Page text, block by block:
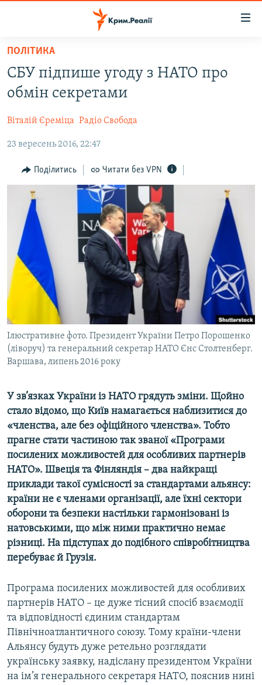
Перейти
основного
матеріалу
до
навігації
Перейти
пошуку
ВОДА.КРИМ
ВІДЕО ТА ФОТО
ПОЛІТИКА
БЛОГИ
ПОГЛЯД
ІНТЕРВ'Ю
ВСЕ ЗА ДЕНЬ
СПЕЦПРОЕКТИ
ДЕПОРТАЦІЯ
ВІДЕОУРОКИ «ELIFBE»
СВІДЧЕННЯ ОКУПАЦІЇ
УКРАЇНСЬКА ПРОБЛЕМА КРИМУ
ІНФОГРАФІКА
ЯК ОБІЙТИ БЛОКУВАННЯ
Русский
Qırımtatar
ДОЛУЧАЙСЯ!
Усі сайти RFE/RL
ПОЛІТИКА
СБУ підпише угоду з НАТО про
обмін секретами
Віталій Єреміца Радіо Свобода
23 вересень 2016, 22:47
Поділитись Читати без VPN
Ілюстративне фото. Президент України Петро Порошенко
(ліворуч) та генеральний секретар НАТО Єнс Столтенберг.
Варшава, липень 2016 року
У зв’язках України із НАТО грядуть зміни. Щойно
стало відомо, що Київ намагається наблизитися до
«членства, але без офіційного членства». Тобто
прагне стати частиною так званої «Програми
посилених можливостей для особливих партнерів
НАТО». Швеція та Фінляндія – два найкращі
приклади такої сумісності за стандартами альянсу:
країни не є членами організації, але їхні сектори
оборони та безпеки настільки гармонізовані із
натовськими, що між ними практично немає
різниці. На підступах до подібного співробітництва
перебуває й Грузія.
Програма посилених можливостей для особливих
партнерів НАТО – це дуже тісний спосіб взаємодії
та відповідності єдиним стандартам
Північноатлантичного союзу. Тому країни-члени
Альянсу будуть дуже ретельно розглядати
українську заявку, надіслану президентом України
на ім’я генерального секретаря НАТО, пояснив нині